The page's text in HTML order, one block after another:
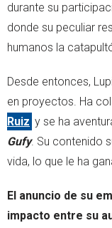
durante su
donde su peculiar
humanos la
Desde entonces,
en proyectos. Ha
Ruiz y se ha
Gufy. Su contenido
vida, lo que le ha
El anuncio de su
impacto entre su